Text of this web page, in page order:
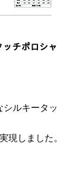
チポロシャ
シルキータッ
現しました。